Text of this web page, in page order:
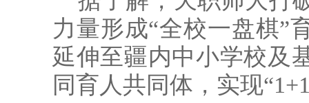
力量形成“全校一盘棋”
延伸至疆内中小学校及
同育人共同体，实现